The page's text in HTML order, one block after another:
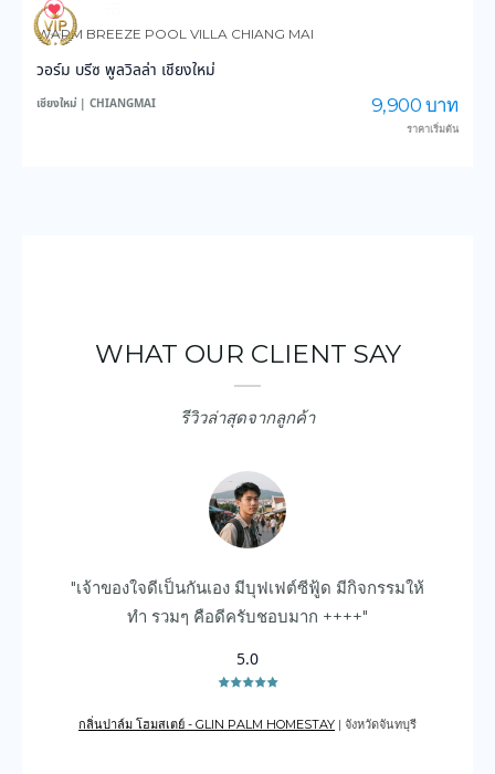
194
WARM BREEZE POOL VILLA CHIANG MAI
วอร์ม บรีซ พูลวิลล่า เชียงใหม่
เชียงใหม่ | CHIANGMAI 9,900 บาท
ราคาเริ่มต้น
WHAT OUR CLIENT SAY
รีวิวล่าสุดจากลูกค้า
"เจ้าของใจดีเป็นกันเอง มีบุฟเฟต์ซีฟู้ด มีกิจกรรมให้
ทำ รวมๆ คือดีครับชอบมาก ++++"
5.0
กลิ่นปาล์ม โฮมสเตย์ - GLIN PALM HOMESTAY | จังหวัดจันทบุรี